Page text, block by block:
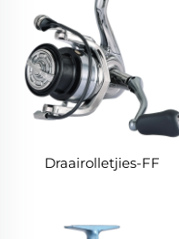
Draairolletjies-FF